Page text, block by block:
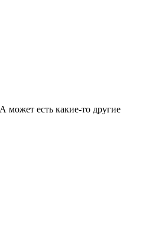
может есть какие-то другие